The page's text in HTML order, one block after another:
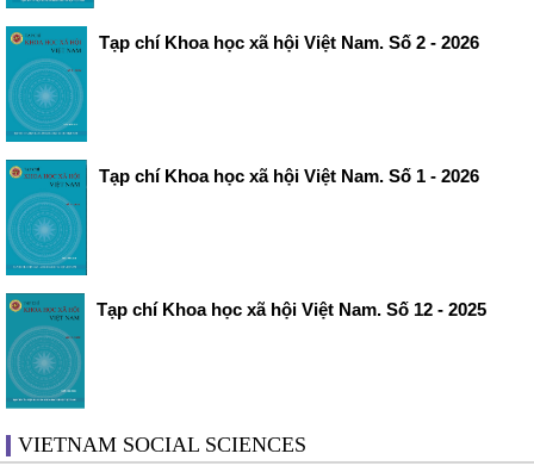
Tạp chí Khoa học xã hội Việt Nam. Số 2 - 2026
Tạp chí Khoa học xã hội Việt Nam. Số 1 - 2026
Tạp chí Khoa học xã hội Việt Nam. Số 12 - 2025
VIETNAM SOCIAL SCIENCES